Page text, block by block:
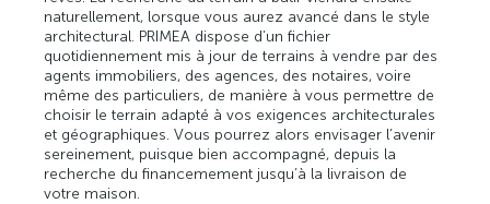
naturellement, lorsque vous aurez avancé dans le style
architectural. PRIMEA dispose d’un fichier
quotidiennement mis à jour de terrains à vendre par des
agents immobiliers, des agences, des notaires, voire
même des particuliers, de manière à vous permettre de
choisir le terrain adapté à vos exigences architecturales
et géographiques. Vous pourrez alors envisager l’avenir
sereinement, puisque bien accompagné, depuis la
recherche du financemement jusqu’à la livraison de
votre maison.